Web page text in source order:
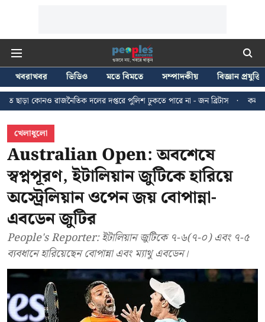
খবরাখবর ভিডিও মতে বিমতে সম্পাদকীয়
বিজ্ঞান প্রযুক্তি
দলের দপ্তরে পুলিশ ঢুকতে পারে না - জন ব্রিটাস
কলকাতায় ২৪ জুলাইয়ের
খেলাধুলো
Australian Open: অবশেষে
স্বপ্নপূরণ, ইটালিয়ান জুটিকে হারিয়ে
অস্ট্রেলিয়ান ওপেন জয় বোপান্না-
এবডেন জুটির
People's Reporter: ইটালিয়ান জুটিকে ৭-৬(৭-০) এবং ৭-৫
ব্যবধানে হারিয়েছেন বোপান্না এবং ম্যাথু এবডেন।